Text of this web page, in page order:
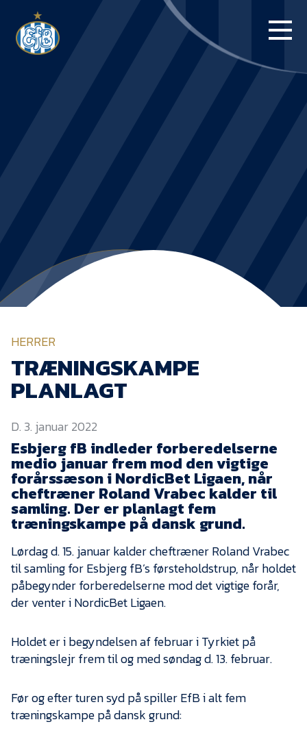
BLUE WATER
NYHEDER
EfB Akademi
Sydvestjysk Fodbold
Samarbejde
Partnere
Blue Water Arena
Kontakt
Job i EfB
HERRER
TRÆNINGSKAMPE
PLANLAGT
D. 3. januar 2022
Esbjerg fB indleder forberedelserne
medio januar frem mod den vigtige
forårssæson i NordicBet Ligaen, når
cheftræner Roland Vrabec kalder til
samling. Der er planlagt fem
træningskampe på dansk grund.
Lørdag d. 15. januar kalder cheftræner Roland Vrabec
til samling for Esbjerg fB’s førsteholdstrup, når holdet
påbegynder forberedelserne mod det vigtige forår,
der venter i NordicBet Ligaen.
Holdet er i begyndelsen af februar i Tyrkiet på
træningslejr frem til og med søndag d. 13. februar.
Før og efter turen syd på spiller EfB i alt fem
træningskampe på dansk grund: